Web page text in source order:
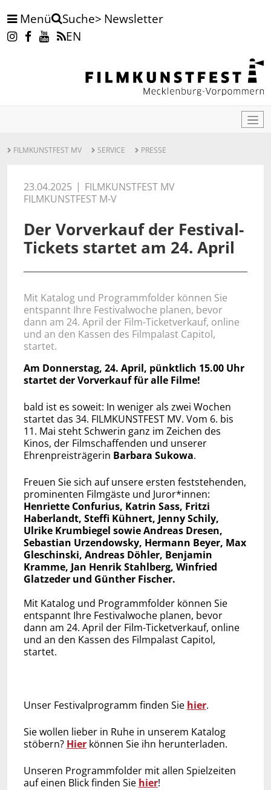
Menü Suche
Newsletter
EN
FILMKUNSTFEST MV SERVICE PRESSE
23.04.2025
FILMKUNSTFEST MV
FILMKUNSTFEST M-V
Der Vorverkauf der Festival-
Tickets startet am 24. April
Mit Katalog und Programmfolder können Sie
entspannt Ihre Festivalwoche planen, bevor
dann am 24. April der Film-Ticketverkauf, online
und an den Kassen des Filmpalast Capitol,
startet.
Am Donnerstag, 24. April, pünktlich 15.00 Uhr
startet der Vorverkauf für alle Filme!
bald ist es soweit: In weniger als zwei Wochen
startet das 34. FILMKUNSTFEST MV. Vom 6. bis
11. Mai steht Schwerin ganz im Zeichen des
Kinos, der Filmschaffenden und unserer
Ehrenpreisträgerin Barbara Sukowa.
Freuen Sie sich auf unsere ersten feststehenden,
prominenten Filmgäste und Juror*innen:
Henriette Confurius, Katrin Sass, Fritzi
Haberlandt, Steffi Kühnert, Jenny Schily,
Ulrike Krumbiegel sowie Andreas Dresen,
Sebastian Urzendowsky, Hermann Beyer, Max
Gleschinski, Andreas Döhler, Benjamin
Kramme, Jan Henrik Stahlberg, Winfried
Glatzeder und Günther Fischer.
Mit Katalog und Programmfolder können Sie
entspannt Ihre Festivalwoche planen, bevor
dann am 24. April der Film-Ticketverkauf, online
und an den Kassen des Filmpalast Capitol,
startet.
Unser Festivalprogramm finden Sie hier.
Sie wollen lieber in Ruhe in unserem Katalog
stöbern? Hierkönnen Sie ihn herunterladen.
Unseren Programmfolder mit allen Spielzeiten
auf einen Blick finden Sie hier!